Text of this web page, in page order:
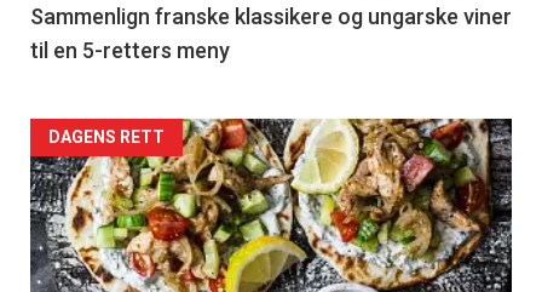
5
Sammenlign franske klassikere og ungarske viner
til en 5-retters meny
Forsiden
akkurat
nå
DAGENS RETT